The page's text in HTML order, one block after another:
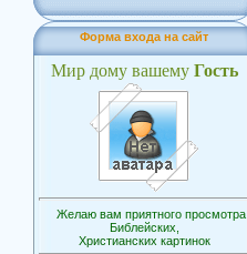
Форма входа на сайт
Мир дому вашему Гость
Желаю вам приятного просмотра
Библейских,
Христианских картинок